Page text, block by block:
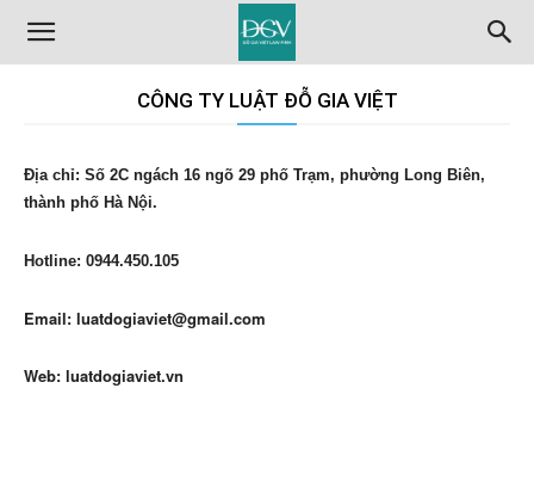
CÔNG TY LUẬT ĐỖ GIA VIỆT
Địa chỉ: Số 2C ngách 16 ngõ 29 phố Trạm, phường Long Biên,
thành phố Hà Nội.
Hotline: 0944.450.105
Email: luatdogiaviet@gmail.com
Web: luatdogiaviet.vn